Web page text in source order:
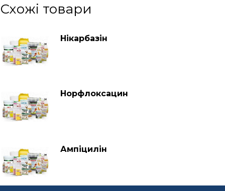
Схожі товари
Нікарбазін
Норфлоксацин
Ампіцилін